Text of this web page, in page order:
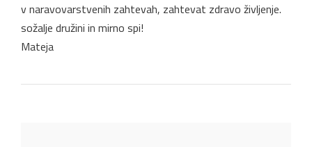
v naravovarstvenih zahtevah, zahtevat zdravo življenje.
sožalje družini in mirno spi!
Mateja